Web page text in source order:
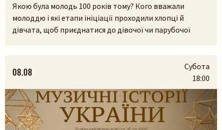
Якою була молодь 100 років тому? Кого вважали
молоддю і які етапи ініціації проходили хлопці й
дівчата, щоб приєднатися до дівочої чи парубочої
дівоцтво і парубоцтво в українській традиції з
проєктом «Домів», […]
08.08
Субота
18:00